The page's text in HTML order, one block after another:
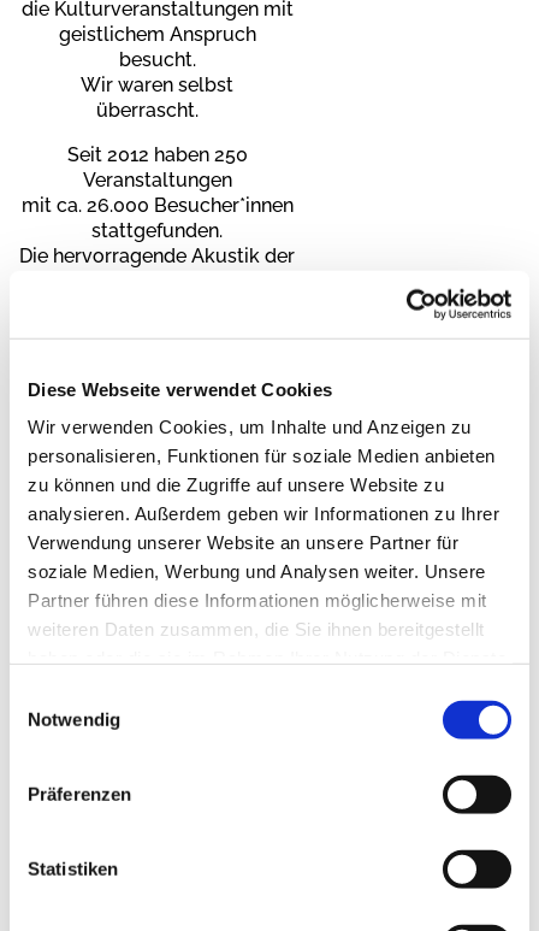
Diese Webseite verwendet Cookies
Wir verwenden Cookies, um Inhalte und Anzeigen zu
personalisieren, Funktionen für soziale Medien anbieten
zu können und die Zugriffe auf unsere Website zu
analysieren. Außerdem geben wir Informationen zu Ihrer
Verwendung unserer Website an unsere Partner für
soziale Medien, Werbung und Analysen weiter. Unsere
Partner führen diese Informationen möglicherweise mit
weiteren Daten zusammen, die Sie ihnen bereitgestellt
Notwendig
Präferenzen
Statistiken
die Kulturveranstaltungen mit
geistlichem Anspruch
besucht.
Wir waren selbst
überrascht.
Seit 2012 haben 250
Veranstaltungen
mit ca. 26.000 Besucher*innen
stattgefunden.
Die hervorragende Akustik der
Manche Veranstaltungen
Der Eintritt ist frei, aber
Künstler*innen müssen fair
bezahlt werden.
Unser Anspruch ist, dass alle
Menschen Zugang
zu unseren Veranstaltungen
haben.
Darum gibt jeder am Ausgang,
als die „Kirsche auf der Torte“,
Menschen.
elementar für die Seele.